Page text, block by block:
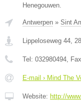
Henegouwen.
Antwerpen » Sint
Lippeloseweg 44
Tel: 032980494 ,
E-mail › Mind The
Website: http://